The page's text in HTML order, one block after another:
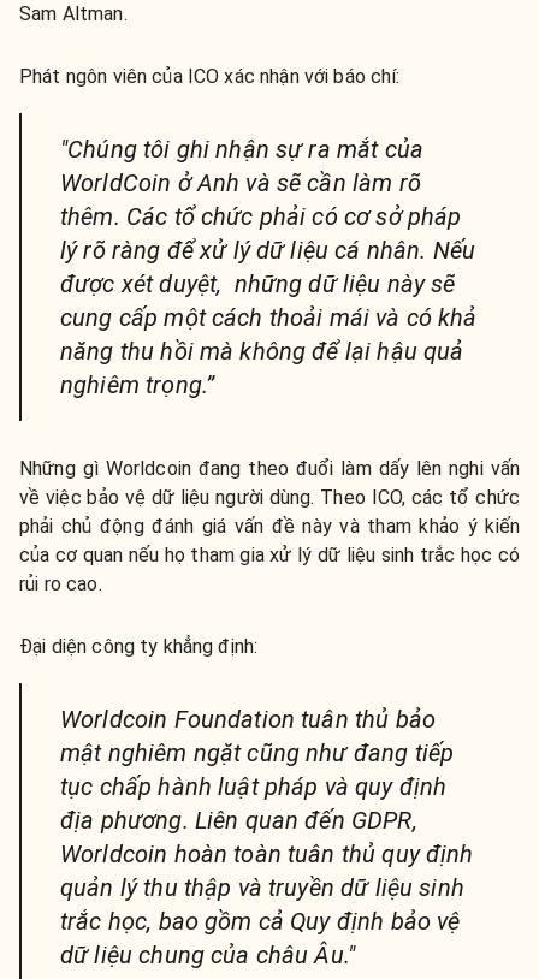
Sam Altman.
Phát ngôn viên của ICO xác nhận với báo chí:
"Chúng tôi ghi nhận sự ra mắt của
WorldCoin ở Anh và sẽ cần làm rõ
thêm. Các tổ chức phải có cơ sở pháp
lý rõ ràng để xử lý dữ liệu cá nhân. Nếu
được xét duyệt, những dữ liệu này sẽ
cung cấp một cách thoải mái và có khả
năng thu hồi mà không để lại hậu quả
nghiêm trọng.”
Những gì Worldcoin đang theo đuổi làm dấy lên nghi vấn
về việc bảo vệ dữ liệu người dùng. Theo ICO, các tổ chức
phải chủ động đánh giá vấn đề này và tham khảo ý kiến
của cơ quan nếu họ tham gia xử lý dữ liệu sinh trắc học có
rủi ro cao.
Đại diện công ty khẳng định:
Worldcoin Foundation tuân thủ bảo
mật nghiêm ngặt cũng như đang tiếp
tục chấp hành luật pháp và quy định
địa phương. Liên quan đến GDPR,
Worldcoin hoàn toàn tuân thủ quy định
quản lý thu thập và truyền dữ liệu sinh
trắc học, bao gồm cả Quy định bảo vệ
dữ liệu chung của châu Âu."